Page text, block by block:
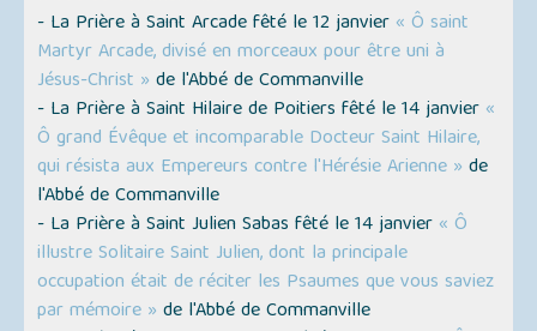
- La Prière à Saint Arcade fêté le 12 janvier « Ô saint
Martyr Arcade, divisé en morceaux pour être uni à
Jésus-Christ » de l'Abbé de Commanville
- La Prière à Saint Hilaire de Poitiers fêté le 14 janvier «
Ô grand Évêque et incomparable Docteur Saint Hilaire,
qui résista aux Empereurs contre l'Hérésie Arienne » de
l'Abbé de Commanville
- La Prière à Saint Julien Sabas fêté le 14 janvier « Ô
illustre Solitaire Saint Julien, dont la principale
occupation était de réciter les Psaumes que vous saviez
par mémoire » de l'Abbé de Commanville